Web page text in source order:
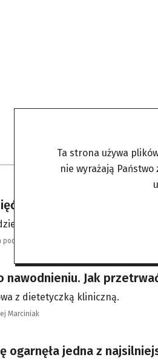
lat po brexicie. Wielka
do żalu?
podst.: BBC, pbs.org, lbc.co.uk
nawodnieniu. Jak
z dietetyczką kliniczną.
Marciniak
ogarnęła jedna z
Ta strona używa
nie wyrażają